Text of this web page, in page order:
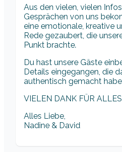
Aus den vielen, vielen
Gesprächen von uns
eine emotionale, kreative
Rede gezaubert, die
Punkt brachte.
Du hast unsere Gäste
Details eingegangen, die
authentisch gemacht
VIELEN DANK FÜR
Alles Liebe,
Nadine & David